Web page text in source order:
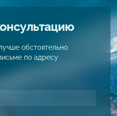
обстоятельно
по адресу
e-mail)